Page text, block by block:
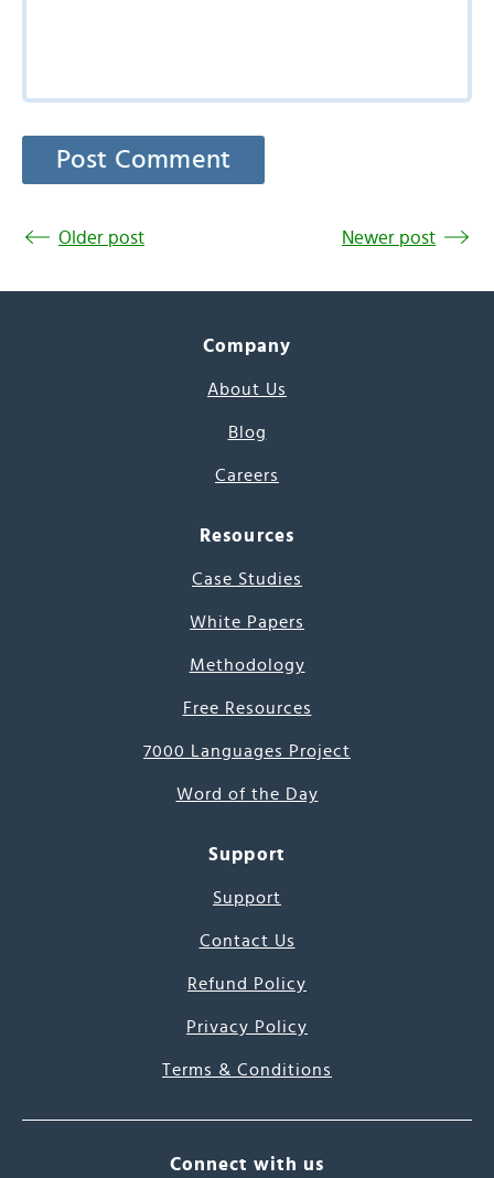
Older post Newer post
Company
About Us
Blog
Careers
Resources
Case Studies
White Papers
Methodology
Free Resources
7000 Languages Project
Word of the Day
Support
Support
Contact Us
Refund Policy
Privacy Policy
Terms & Conditions
Connect with us